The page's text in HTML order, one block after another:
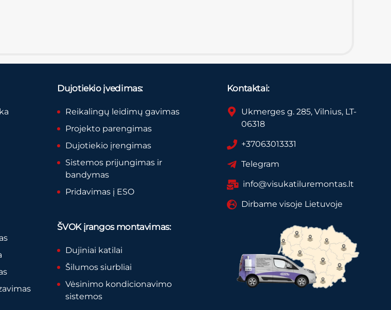
Dujotiekio įvedimas:
Reikalingų leidimų gavimas
Projekto parengimas
Dujotiekio įrengimas
Sistemos prijungimas ir
bandymas
Pridavimas į ESO
ŠVOK įrangos montavimas:
Dujiniai katilai
Šilumos siurbliai
Vėsinimo kondicionavimo
sistemos
Kontaktai:
Ukmerges g. 285, Vilnius, LT-
06318
+37063013331
Telegram
info@visukatiluremontas.lt
Dirbame visoje Lietuvoje